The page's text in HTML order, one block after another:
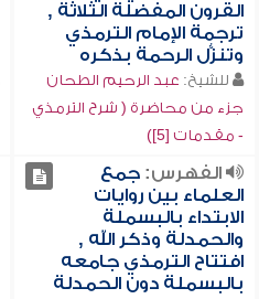
القرون المفضلة الثلاثة ,
ترجمة الإمام الترمذي
وتنزُّل الرحمة بذكره
للشيخ: عبد الرحيم الطحان
جزء من محاضرة ( شرح الترمذي
- مقدمات [5])
الفهرس:جمع
العلماء بين روايات
الابتداء بالبسملة
والحمدلة وذكر الله ,
افتتاح الترمذي جامعه
بالبسملة دون الحمدلة